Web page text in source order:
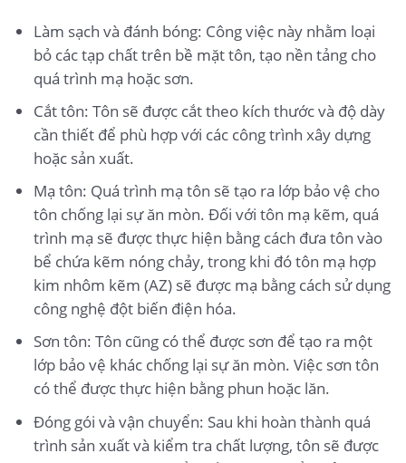
Làm sạch và đánh bóng: Công việc này nhằm loại
bỏ các tạp chất trên bề mặt tôn, tạo nền tảng cho
quá trình mạ hoặc sơn.
Cắt tôn: Tôn sẽ được cắt theo kích thước và độ dày
cần thiết để phù hợp với các công trình xây dựng
hoặc sản xuất.
Mạ tôn: Quá trình mạ tôn sẽ tạo ra lớp bảo vệ cho
tôn chống lại sự ăn mòn. Đối với tôn mạ kẽm, quá
trình mạ sẽ được thực hiện bằng cách đưa tôn vào
bể chứa kẽm nóng chảy, trong khi đó tôn mạ hợp
kim nhôm kẽm (AZ) sẽ được mạ bằng cách sử dụng
công nghệ đột biến điện hóa.
Sơn tôn: Tôn cũng có thể được sơn để tạo ra một
lớp bảo vệ khác chống lại sự ăn mòn. Việc sơn tôn
có thể được thực hiện bằng phun hoặc lăn.
Đóng gói và vận chuyển: Sau khi hoàn thành quá
trình sản xuất và kiểm tra chất lượng, tôn sẽ được